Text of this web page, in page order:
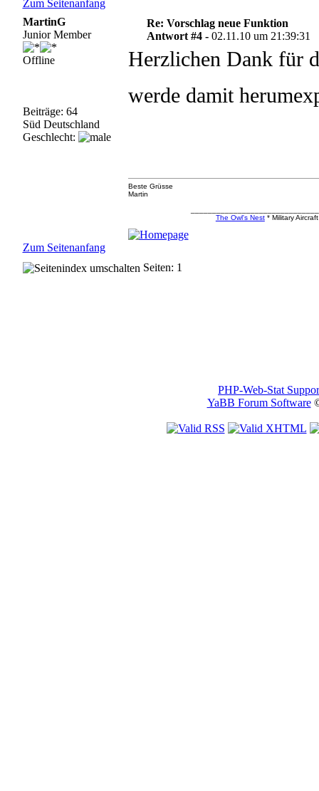
Zum Seitenanfang
MartinG
Junior Member
Offline
Beiträge: 64
Süd Deutschland
Geschlecht:
Re: Vorschlag neue Funktion
Antwort #4 -02.11.10 um 21:39:31
Herzlichen Dank für
werde damit
Zum Seitenanfang
Beste Grüsse
Martin
The Owl's Nest* Military
Seiten: 1
PHP-Web-Stat
YaBB Forum Software©